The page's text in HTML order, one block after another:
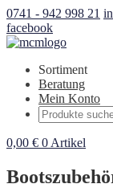
0741 - 942 998 21
facebook
Sortiment
Beratung
Mein Konto
Suchen
nach:
0,00 € 0 Artikel